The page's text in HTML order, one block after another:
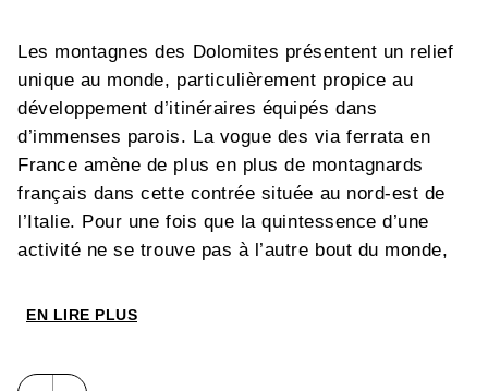
Les montagnes des Dolomites présentent un relief
unique au monde, particulièrement propice au
développement d’itinéraires équipés dans
d’immenses parois. La vogue des via ferrata en
France amène de plus en plus de montagnards
français dans cette contrée située au nord-est de
l’Italie. Pour une fois que la quintessence d’une
activité ne se trouve pas à l’autre bout du monde,
sélection des via ferrata les plus intéressantes
EN LIRE PLUS